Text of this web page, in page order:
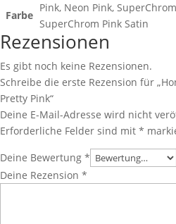
Farbe
Pink, Neon Pink,
SuperChrom Pink Satin
Rezensionen
Es gibt noch keine Rezensionen.
Schreibe die erste Rezension für
Pretty Pink“
Deine E-Mail-Adresse wird nicht
Erforderliche Felder sind mit *
Deine Bewertung *
Deine Rezension *